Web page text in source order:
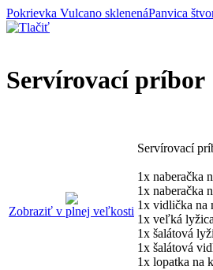
Pokrievka Vulcano sklenenáPanvica
Servírovací príbor
Zobraziť v plnej veľkosti
Servírovací
1x naberačka
1x naberačka
1x vidlička na
1x veľká lyžica
1x šalátová
1x šalátová
1x lopatka na